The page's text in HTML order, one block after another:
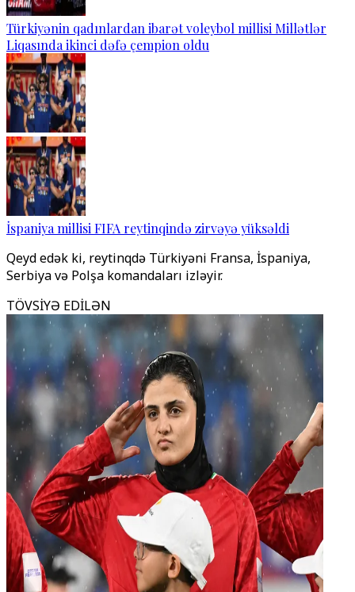
Türkiyənin qadınlardan ibarət voleybol millisi Millətlər
Liqasında ikinci dəfə çempion oldu
İspaniya millisi FIFA reytinqində zirvəyə yüksəldi
Qeyd edək ki, reytinqdə Türkiyəni Fransa, İspaniya,
Serbiya və Polşa komandaları izləyir.
TÖVSİYƏ EDİLƏN